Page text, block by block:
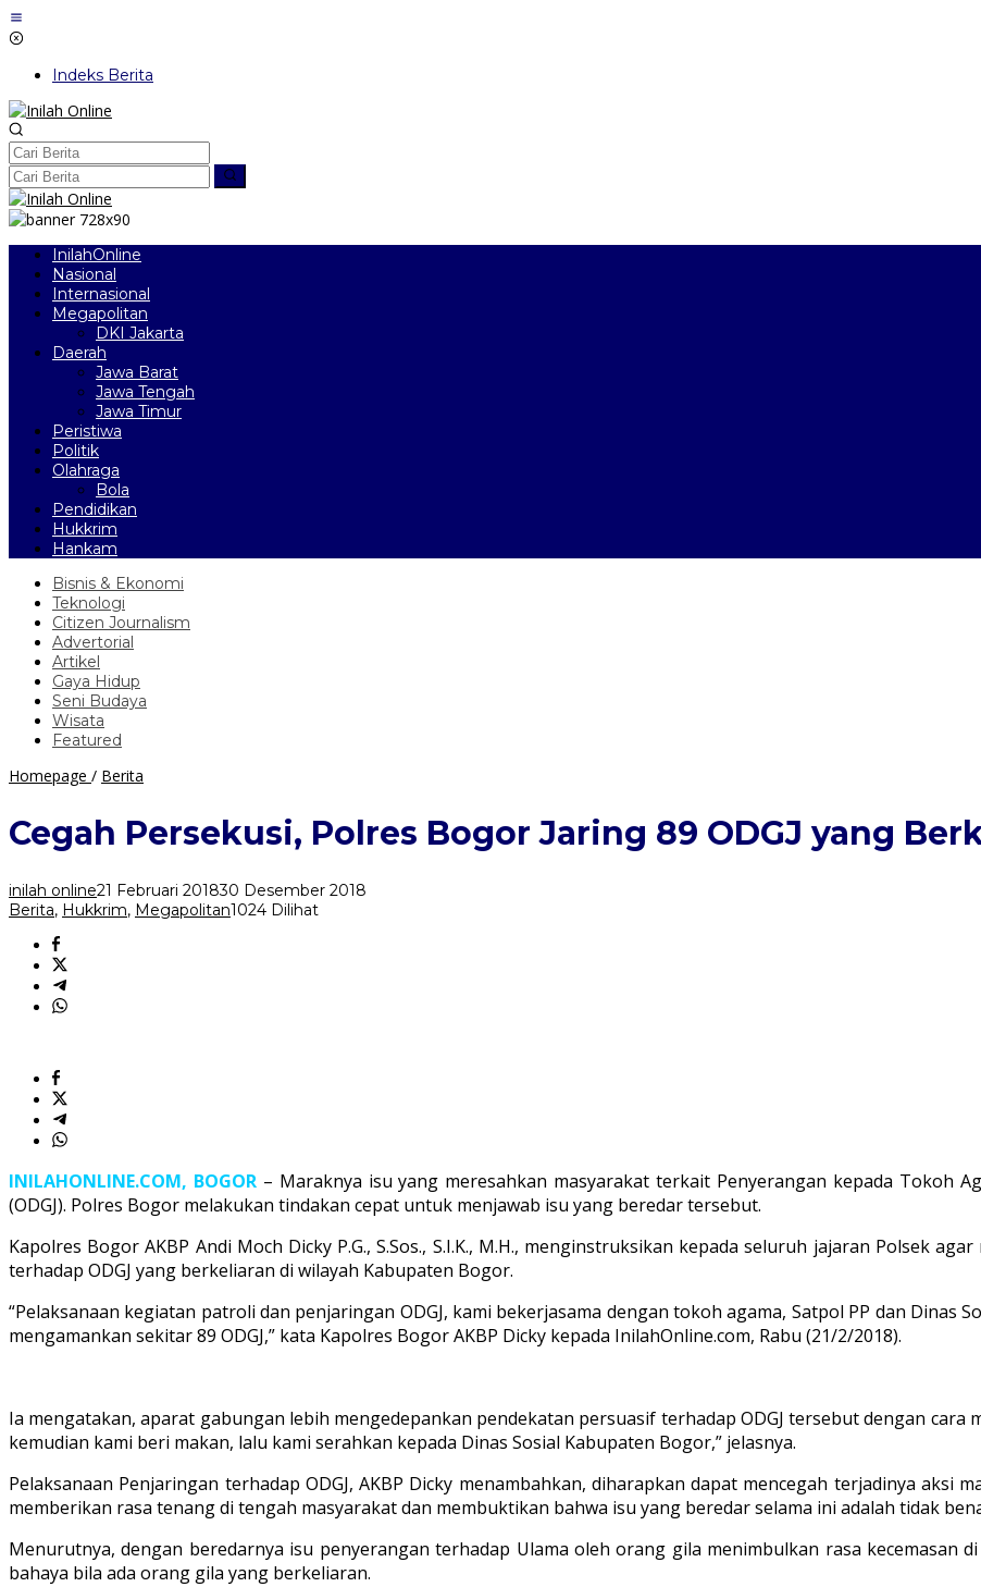
Lewati
ke
Indeks Berita
InilahOnline
Nasional
Internasional
Megapolitan
DKI Jakarta
Daerah
Jawa Barat
Jawa Tengah
Jawa Timur
Peristiwa
Politik
Olahraga
Bola
Pendidikan
Hukkrim
Hankam
Bisnis & Ekonomi
Teknologi
Citizen Journalism
Advertorial
Artikel
Gaya Hidup
Seni Budaya
Wisata
Featured
Homepage / Berita
Bogor
ODGJ
yang
Cegah Persekusi, Polres Bogor Jaring 89 ODGJ yang
inilah online21 Februari 201830 Desember 2018
Berita, Hukkrim, Megapolitan1024 Dilihat
INILAHONLINE.COM, BOGOR– Maraknya isu yang meresahkan masyarakat terkait Penyerangan kepada Tokoh
(ODGJ). Polres Bogor melakukan tindakan cepat untuk menjawab isu yang beredar tersebut.
Kapolres Bogor AKBP Andi Moch Dicky P.G., S.Sos., S.I.K., M.H., menginstruksikan kepada seluruh jajaran Polsek
terhadap ODGJ yang berkeliaran di wilayah Kabupaten Bogor.
“Pelaksanaan kegiatan patroli dan penjaringan ODGJ, kami bekerjasama dengan tokoh agama, Satpol PP dan Dinas
mengamankan sekitar 89 ODGJ,” kata Kapolres Bogor AKBP Dicky kepada InilahOnline.com, Rabu (21/2/2018).
Ia mengatakan, aparat gabungan lebih mengedepankan pendekatan persuasif terhadap ODGJ tersebut dengan cara
kemudian kami beri makan, lalu kami serahkan kepada Dinas Sosial Kabupaten Bogor,” jelasnya.
Pelaksanaan Penjaringan terhadap ODGJ, AKBP Dicky menambahkan, diharapkan dapat mencegah terjadinya aksi
memberikan rasa tenang di tengah masyarakat dan membuktikan bahwa isu yang beredar selama ini adalah tidak
Menurutnya, dengan beredarnya isu penyerangan terhadap Ulama oleh orang gila menimbulkan rasa kecemasan
bahaya bila ada orang gila yang berkeliaran.